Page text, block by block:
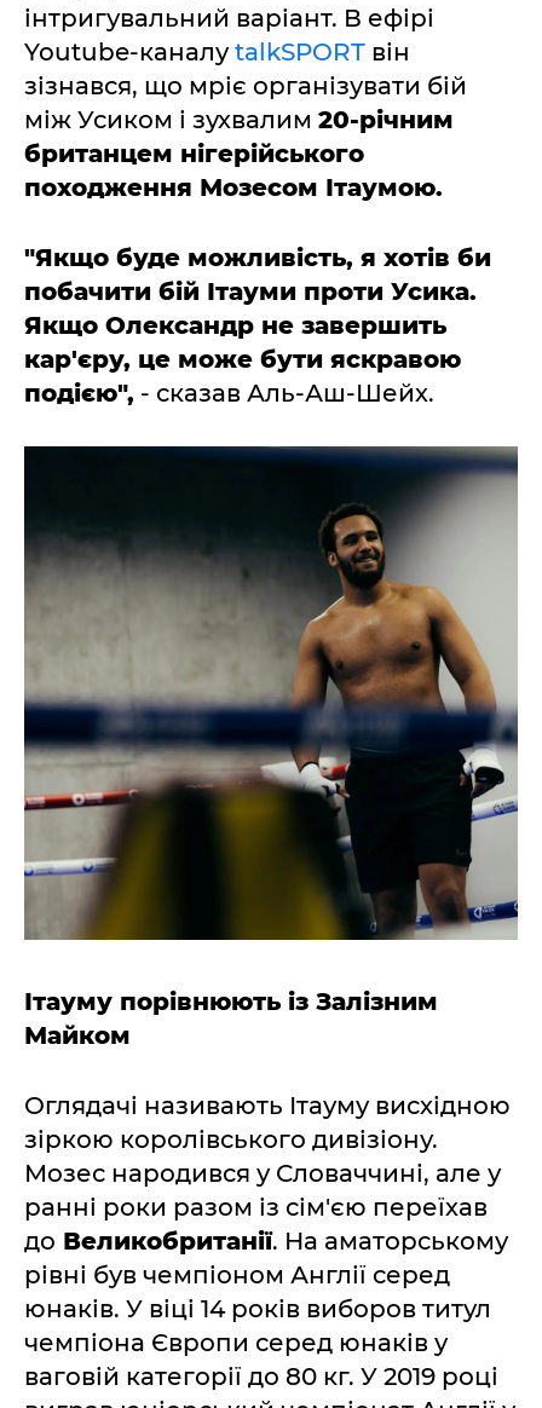
інтригувальний варіант. В ефірі
Youtube-каналуtalkSPORT він
зізнався, що мріє організувати бій
між Усиком і зухвалим 20-річним
британцем нігерійського
походження Мозесом Ітаумою.
"Якщо буде можливість, я хотів би
побачити бій Ітауми проти Усика.
Якщо Олександр не завершить
кар'єру, це може бути яскравою
подією", - сказав Аль-Аш-Шейх.
Ітауму порівнюють із Залізним
Майком
Оглядачі називають Ітауму висхідною
зіркою королівського дивізіону.
Мозес народився у Словаччині, але у
ранні роки разом із сім'єю переїхав
до Великобританії. На аматорському
рівні був чемпіоном Англії серед
юнаків. У віці 14 років виборов титул
чемпіона Європи серед юнаків у
ваговій категорії до 80 кг. У 2019 році